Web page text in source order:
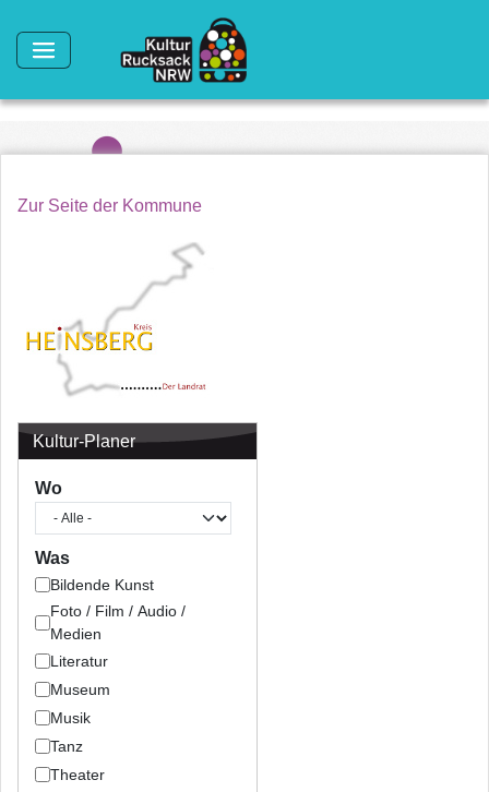
Zur Seite der Kommune
Kultur-Planer
Wo
Was
Bildende Kunst
Foto / Film / Audio /
Medien
Literatur
Museum
Musik
Tanz
Theater